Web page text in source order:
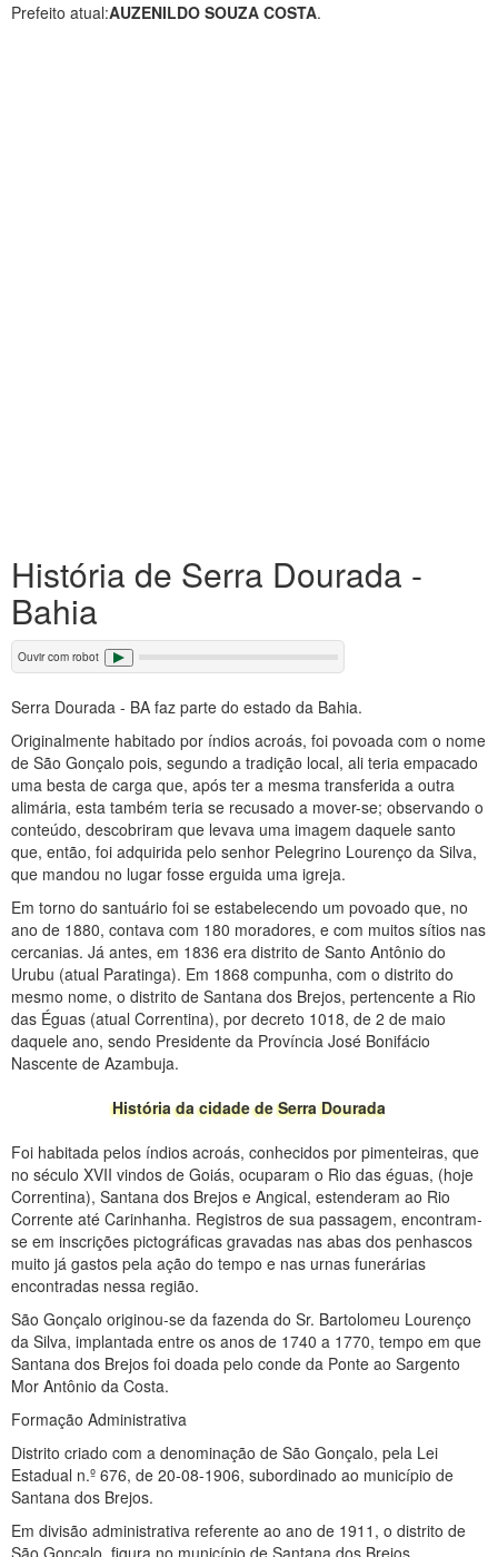
Prefeito atual:AUZENILDO SOUZA COSTA.
História de Serra Dourada -
Bahia
Ouvir com robot
Serra Dourada - BA faz parte do estado da Bahia.
Originalmente habitado por índios acroás, foi povoada com o nome
de São Gonçalo pois, segundo a tradição local, ali teria empacado
uma besta de carga que, após ter a mesma transferida a outra
alimária, esta também teria se recusado a mover-se; observando o
conteúdo, descobriram que levava uma imagem daquele santo
que, então, foi adquirida pelo senhor Pelegrino Lourenço da Silva,
que mandou no lugar fosse erguida uma igreja.
Em torno do santuário foi se estabelecendo um povoado que, no
ano de 1880, contava com 180 moradores, e com muitos sítios nas
cercanias. Já antes, em 1836 era distrito de Santo Antônio do
Urubu (atual Paratinga). Em 1868 compunha, com o distrito do
mesmo nome, o distrito de Santana dos Brejos, pertencente a Rio
das Éguas (atual Correntina), por decreto 1018, de 2 de maio
daquele ano, sendo Presidente da Província José Bonifácio
Nascente de Azambuja.
História da cidade de Serra Dourada
Foi habitada pelos índios acroás, conhecidos por pimenteiras, que
no século XVII vindos de Goiás, ocuparam o Rio das éguas, (hoje
Correntina), Santana dos Brejos e Angical, estenderam ao Rio
Corrente até Carinhanha. Registros de sua passagem, encontram-
se em inscrições pictográficas gravadas nas abas dos penhascos
muito já gastos pela ação do tempo e nas urnas funerárias
encontradas nessa região.
São Gonçalo originou-se da fazenda do Sr. Bartolomeu Lourenço
da Silva, implantada entre os anos de 1740 a 1770, tempo em que
Santana dos Brejos foi doada pelo conde da Ponte ao Sargento
Mor Antônio da Costa.
Formação Administrativa
Distrito criado com a denominação de São Gonçalo, pela Lei
Estadual n.º 676, de 20-08-1906, subordinado ao município de
Santana dos Brejos.
Em divisão administrativa referente ao ano de 1911, o distrito de
São Gonçalo, figura no município de Santana dos Brejos.